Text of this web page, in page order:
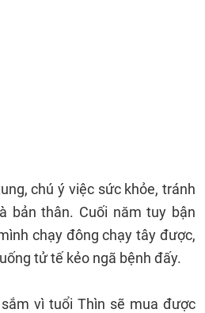
chú ý việc sức khỏe, tránh
bản thân. Cuối năm tuy bận
chạy đông chạy tây được,
tử tế kẻo ngã bệnh đấy.
vì tuổi Thìn sẽ mua được